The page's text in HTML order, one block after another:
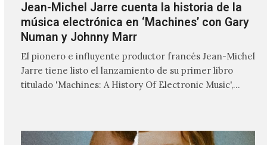
Jean-Michel Jarre cuenta la historia de la
música electrónica en ‘Machines’ con Gary
Numan y Johnny Marr
El pionero e influyente productor francés Jean-Michel
Jarre tiene listo el lanzamiento de su primer libro
titulado 'Machines: A History Of Electronic Music',